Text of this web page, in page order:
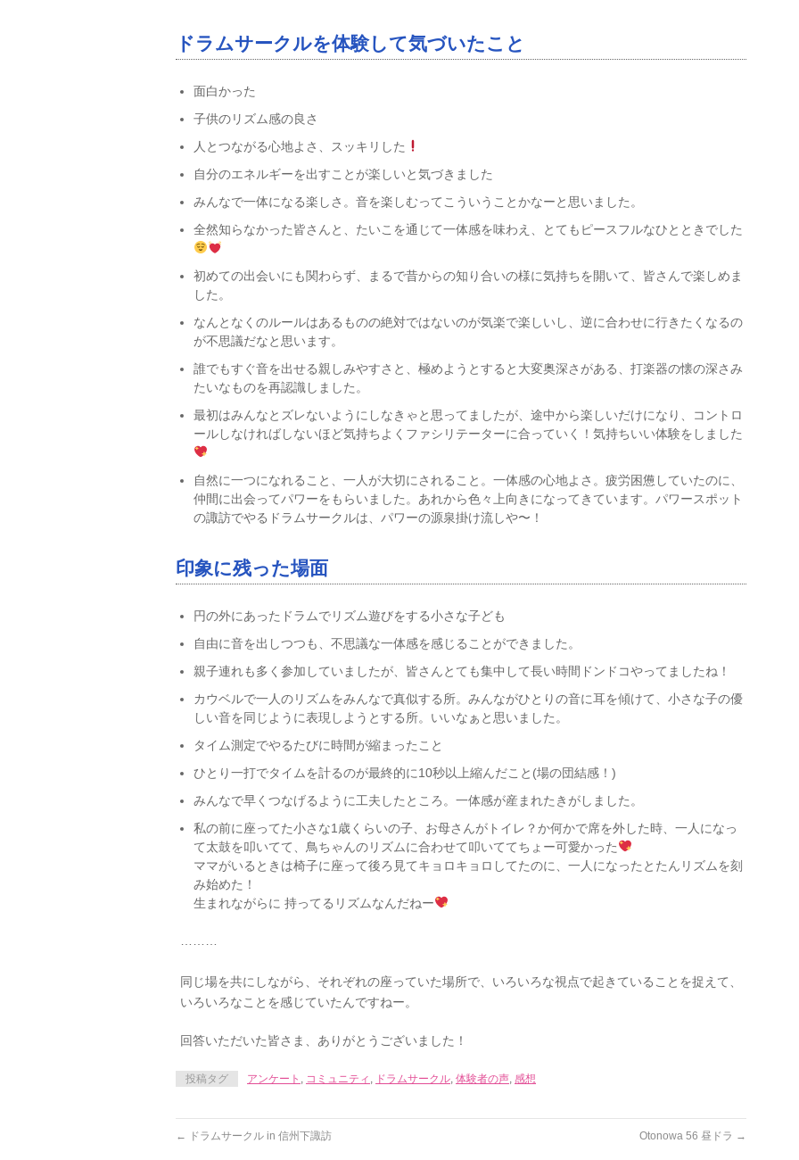
ドラムサークルを体験して気づいたこと
面白かった
子供のリズム感の良さ
人とつながる心地よさ、スッキリした
自分のエネルギーを出すことが楽しいと気づきました
みんなで一体になる楽しさ。音を楽しむってこういうことかなーと思いました。
全然知らなかった皆さんと、たいこを通じて一体感を味わえ、とてもピースフルなひとときでした
初めての出会いにも関わらず、まるで昔からの知り合いの様に気持ちを開いて、皆さんで楽しめま
した。
なんとなくのルールはあるものの絶対ではないのが気楽で楽しいし、逆に合わせに行きたくなるの
が不思議だなと思います。
誰でもすぐ音を出せる親しみやすさと、極めようとすると大変奥深さがある、打楽器の懐の深さみ
たいなものを再認識しました。
最初はみんなとズレないようにしなきゃと思ってましたが、途中から楽しいだけになり、コントロ
ールしなければしないほど気持ちよくファシリテーターに合っていく！気持ちいい体験をしました
自然に一つになれること、一人が大切にされること。一体感の心地よさ。疲労困憊していたのに、
仲間に出会ってパワーをもらいました。あれから色々上向きになってきています。パワースポット
の諏訪でやるドラムサークルは、パワーの源泉掛け流しや〜！
印象に残った場面
円の外にあったドラムでリズム遊びをする小さな子ども
自由に音を出しつつも、不思議な一体感を感じることができました。
親子連れも多く参加していましたが、皆さんとても集中して長い時間ドンドコやってましたね！
カウベルで一人のリズムをみんなで真似する所。みんながひとりの音に耳を傾けて、小さな子の優
しい音を同じように表現しようとする所。いいなぁと思いました。
タイム測定でやるたびに時間が縮まったこと
ひとり一打でタイムを計るのが最終的に10秒以上縮んだこと(場の団結感！)
みんなで早くつなげるように工夫したところ。一体感が産まれたきがしました。
私の前に座ってた小さな1歳くらいの子、お母さんがトイレ？か何かで席を外した時、一人になっ
て太鼓を叩いてて、鳥ちゃんのリズムに合わせて叩いててちょー可愛かった
ママがいるときは椅子に座って後ろ見てキョロキョロしてたのに、一人になったとたんリズムを刻
み始めた！
生まれながらに 持ってるリズムなんだねー
同じ場を共にしながら、それぞれの座っていた場所で、いろいろな視点で起きていることを捉えて、
いろいろなことを感じていたんですねー。
回答いただいた皆さま、ありがとうございました！
投稿タグ アンケート コミュニティ ドラムサークル 体験者の声 感想
← ドラムサークル in 信州下諏訪 Otonowa 56 昼ドラ →